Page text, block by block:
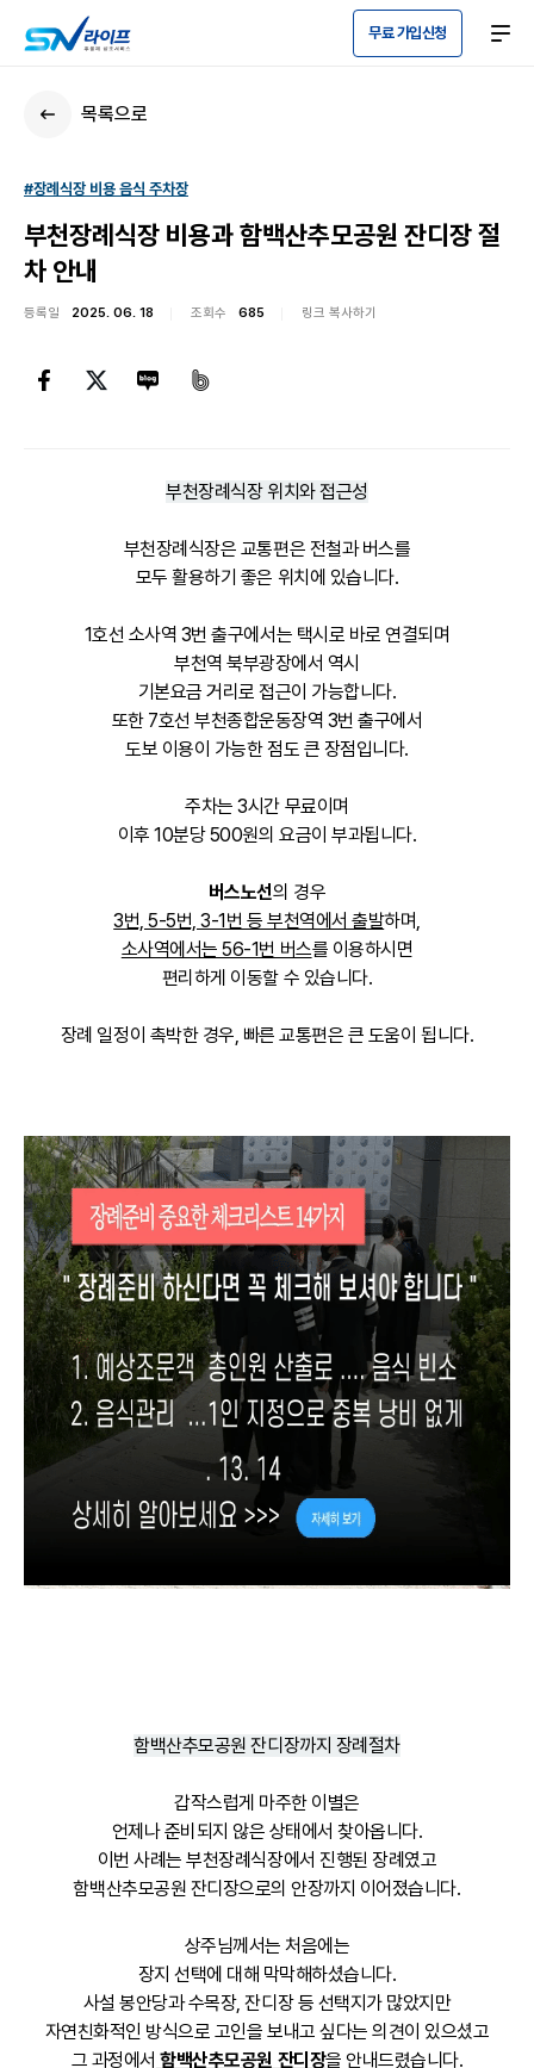
무료 가입신청
목록으로
#장례식장 비용 음식 주차장
부천장례식장 비용과 함백산추모공원 잔디장 절
차 안내
등록일 2025. 06. 18 조회수 685 링크 복사하기
부천장례식장 위치와 접근성
부천장례식장은 교통편은 전철과 버스를
모두 활용하기 좋은 위치에 있습니다.
1호선 소사역 3번 출구에서는 택시로 바로 연결되며
부천역 북부광장에서 역시
기본요금 거리로 접근이 가능합니다.
또한 7호선 부천종합운동장역 3번 출구에서
도보 이용이 가능한 점도 큰 장점입니다.
주차는 3시간 무료이며
이후 10분당 500원의 요금이 부과됩니다.
버스노선의 경우
3번, 5-5번, 3-1번 등 부천역에서 출발하며,
소사역에서는 56-1번 버스를 이용하시면
편리하게 이동할 수 있습니다.
장례 일정이 촉박한 경우, 빠른 교통편은 큰 도움이 됩니다.
함백산추모공원 잔디장까지 장례절차
갑작스럽게 마주한 이별은
언제나 준비되지 않은 상태에서 찾아옵니다.
이번 사례는 부천장례식장에서 진행된 장례였고
함백산추모공원 잔디장으로의 안장까지 이어졌습니다.
상주님께서는 처음에는
장지 선택에 대해 막막해하셨습니다.
사설 봉안당과 수목장, 잔디장 등 선택지가 많았지만
자연친화적인 방식으로 고인을 보내고 싶다는 의견이 있으셨고
그 과정에서 함백산추모공원 잔디장을 안내드렸습니다.